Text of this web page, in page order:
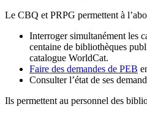
Le CBQ et PRPG permettent à
Interroger simultanément les
centaine de bibliothèques
catalogue WorldCat.
Faire des demandes de PEB
Consulter l’état de ses
Ils permettent au personnel des